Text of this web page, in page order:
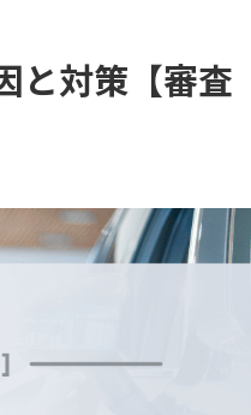
と対策【審査